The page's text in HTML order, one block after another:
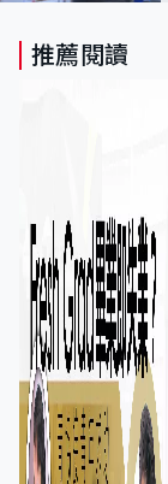
推薦閱讀